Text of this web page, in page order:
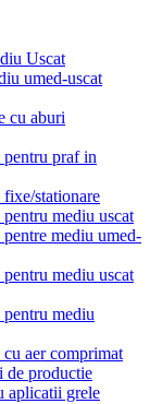
Uscat
umed-uscat
cu aburi
pentru praf in
stationare
mediu uscat
mediu umed-
mediu uscat
mediu
aer comprimat
de productie
aplicatii grele